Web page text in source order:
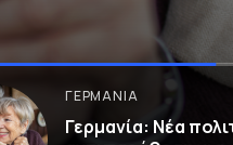
ΕΙΔΉΣΕΙΣ ΚΑΙ ΝΈΑ
76 Χρόνια από τη